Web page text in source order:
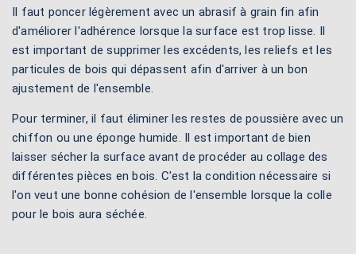
Il faut poncer légèrement avec un abrasif à grain fin afin
d'améliorer l'adhérence lorsque la surface est trop lisse. Il
est important de supprimer les excédents, les reliefs et les
particules de bois qui dépassent afin d'arriver à un bon
ajustement de l'ensemble.
Pour terminer, il faut éliminer les restes de poussière avec un
chiffon ou une éponge humide. Il est important de bien
laisser sécher la surface avant de procéder au collage des
différentes pièces en bois. C'est la condition nécessaire si
l'on veut une bonne cohésion de l'ensemble lorsque la colle
pour le bois aura séchée.